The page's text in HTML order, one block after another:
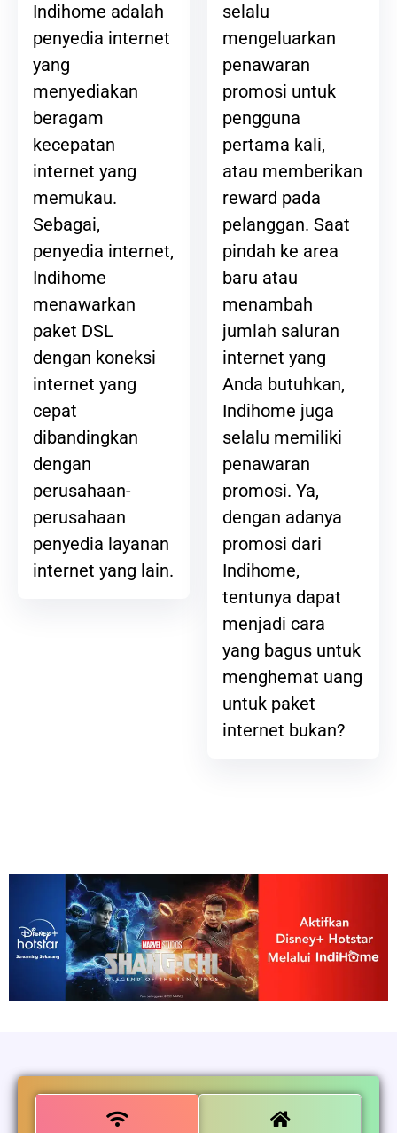
Indihome adalah
penyedia internet
yang
menyediakan
beragam
kecepatan
internet yang
memukau.
Sebagai,
penyedia internet,
Indihome
menawarkan
paket DSL
dengan koneksi
internet yang
cepat
dibandingkan
dengan
perusahaan-
perusahaan
penyedia layanan
internet yang lain.
selalu
mengeluarkan
penawaran
promosi untuk
pengguna
pertama kali,
atau memberikan
reward pada
pelanggan. Saat
pindah ke area
baru atau
menambah
jumlah saluran
internet yang
Anda butuhkan,
Indihome juga
selalu memiliki
penawaran
promosi. Ya,
dengan adanya
promosi dari
Indihome,
tentunya dapat
menjadi cara
yang bagus untuk
menghemat uang
untuk paket
internet bukan?